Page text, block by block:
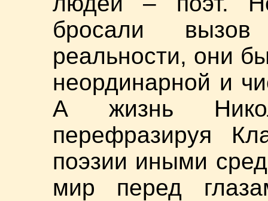
бросали
реальности, они
неординарной и
А жизнь
перефразируя
поэзии иными
мир перед